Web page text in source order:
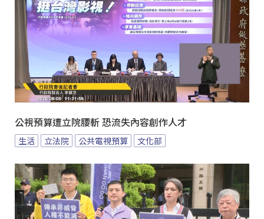
公視預算遭立院腰斬 恐流失內容創作人才
生活 立法院 公共電視預算 文化部